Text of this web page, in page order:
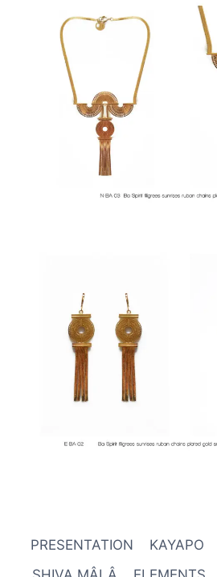
PRESENTATION KAYAPO